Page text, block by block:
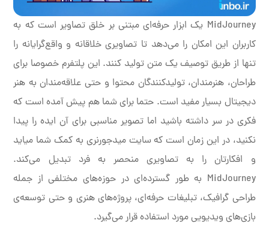
MidJourney یک ابزار حرفه‌ای مبتنی بر خلق تصاویر است که به
کاربران این امکان را می‌دهد تا تصاویری خلاقانه و واقع‌گرایانه را
تنها از طریق توصیف یک متن تولید کنند. این پلتفرم خصوصا برای
طراحان، هنرمندان، تولیدکنندگان محتوا و حتی علاقه‌مندان به هنر
دیجیتال بسیار مفید است. حتما برای شما هم پیش آمده است که
فکری در سر داشته باشید اما تصویر مناسبی برای آن ایده را پیدا
نکنید، در این زمان است که سایت میدجورنری به کمک شما میاید
و افکارتان را به تصاویری منحصر به فرد تبدیل می‌کند.
MidJourney به طور گسترده‌ای در حوزه‌های مختلفی از جمله
طراحی گرافیک، تبلیغات حرفه‌ای، پروژه‌های هنری و حتی توسعه‌ی
بازی‌های ویدیویی مورد استفاده قرار می‌گیرد.